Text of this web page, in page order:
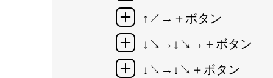
↑↗→＋ボタン
↓↘→↓↘→＋ボタン
↓↘→↓↘＋ボタン